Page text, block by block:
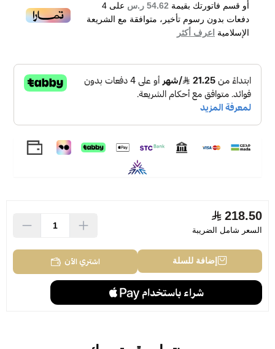
قلب العطر أخشاب الأرز, نجیل الھند و خشب الصندل .
قاعدة العطر تتكون من الجلد, المسك و أمبروكسان .
فخم وشبابي انصح فيه للدوامات والأعمال العطر فوااح وثباته
Bentley Momentum Unlimited Eau de Toilette 100ml
أو قسم فاتورتك بقيمة 54.62 ر.س على 4
دفعات بدون رسوم تأخير، متوافقة مع الشريعة
الإسلامية اعرف أكثر
218.50
السعر شامل الضريبة
إضافة للسلة اشتري الآن